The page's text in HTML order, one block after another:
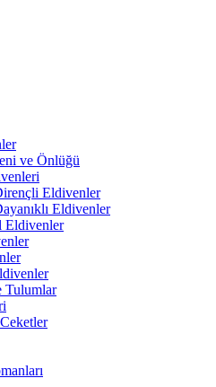
ve Önlüğü
Eldivenler
Eldivenler
Tulumlar